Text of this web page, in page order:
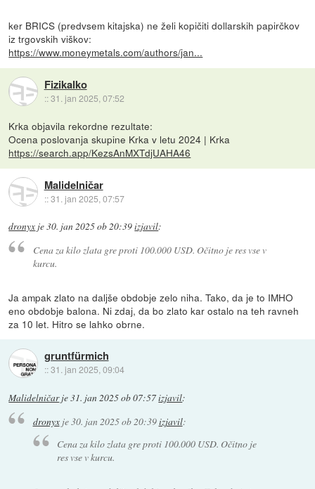
ker BRICS (predvsem kitajska) ne želi kopičiti dollarskih papirčkov
iz trgovskih viškov:
https://www.moneymetals.com/authors/jan...
Fizikalko
::31. jan 2025, 07:52
Krka objavila rekordne rezultate:
Ocena poslovanja skupine Krka v letu 2024 | Krka
https://search.app/KezsAnMXTdjUAHA46
Malidelničar
::31. jan 2025, 07:57
dronyx je30. jan 2025 ob 20:39izjavil:
Cena za kilo zlata gre proti 100.000 USD. Očitno je res vse v
kurcu.
Ja ampak zlato na daljše obdobje zelo niha. Tako, da je to IMHO
eno obdobje balona. Ni zdaj, da bo zlato kar ostalo na teh ravneh
za 10 let. Hitro se lahko obrne.
gruntfürmich
::31. jan 2025, 09:04
Malidelničarje31. jan 2025 ob 07:57izjavil:
dronyxje30. jan 2025 ob 20:39izjavil:
Cena za kilo zlata gre proti 100.000 USD. Očitno je
res vse v kurcu.